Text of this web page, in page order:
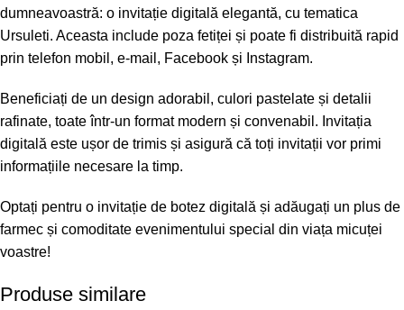
dumneavoastră: o invitație digitală elegantă, cu tematica
Ursuleti. Aceasta include poza fetiței și poate fi distribuită rapid
prin telefon mobil, e-mail, Facebook și Instagram.
Beneficiați de un design adorabil, culori pastelate și detalii
rafinate, toate într-un format modern și convenabil. Invitația
digitală este ușor de trimis și asigură că toți invitații vor primi
informațiile necesare la timp.
Optați pentru o invitație de botez digitală și adăugați un plus de
farmec și comoditate evenimentului special din viața micuței
voastre!
Produse similare